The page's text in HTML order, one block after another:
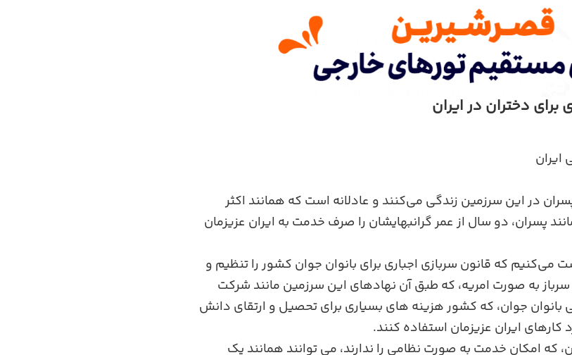
دختران در ایران
پسران در این سرزمین زندگی می‌کنند و عادلانه است که همانند اکثر
پسران، دو سال از عمر گرانبهایشان را صرف خدمت به ایران عزیزمان
می‌کنیم که قانون سربازی اجباری برای بانوان جوان کشور را تنظیم و
به صورت امریه، که طبق آن نهادهای این سرزمین مانند شرکت
بانوان جوان، که کشور هزینه‌ های بسیاری برای تحصیل و ارتقای دانش
ایران عزیزمان استفاده کنند.
که امکان خدمت به‌ صورت نظامی را ندارند، می توانند همانند یک